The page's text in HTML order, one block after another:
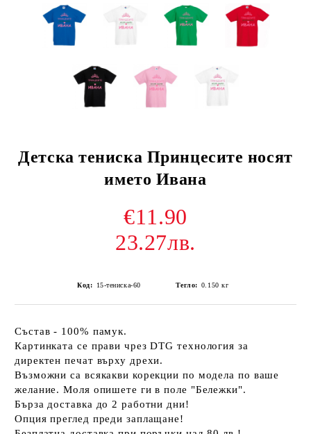
Детска тениска Принцесите носят
името Ивана
€11.90
23.27лв.
Код: 15-тениска-60 Тегло: 0.150 кг
Състав - 100% памук.
Картинката се прави чрез DTG технология за
директен печат върху дрехи.
Възможни са всякакви корекции по модела по ваше
желание. Моля опишете ги в поле "Бележки".
Бърза доставка до 2 работни дни!
Опция преглед преди заплащане!